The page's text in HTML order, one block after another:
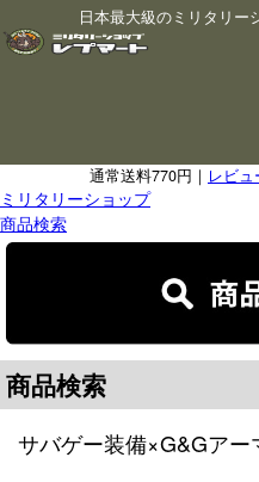
日本最大級のミリタリー
通常送料770円｜ レビ
ミリタリーショップ
商品検索
商品検索
サバゲー装備×G&Gアー